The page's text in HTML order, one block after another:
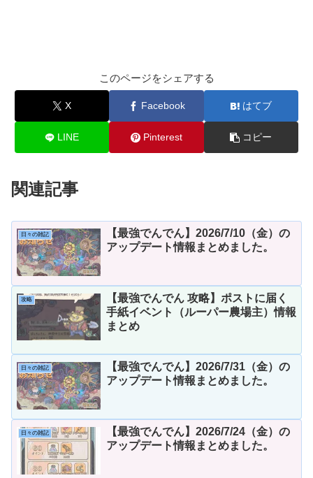
このページをシェアする
X Facebook はてブ
LINE Pinterest コピー
関連記事
日々の雑記
【最強でんでん】2026/7/10（金）の
アップデート情報まとめました。
攻略
【最強でんでん 攻略】ポストに届く
手紙イベント（ルーパー農場主）情報
まとめ
日々の雑記
【最強でんでん】2026/7/31（金）の
アップデート情報まとめました。
日々の雑記
【最強でんでん】2026/7/24（金）の
アップデート情報まとめました。